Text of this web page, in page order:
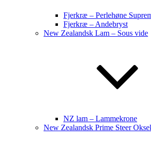
Fjerkræ – Perlehøne
Fjerkræ – Andebryst
New Zealandsk Lam – Sous vide
NZ lam – Lammekrone
New Zealandsk Prime Steer